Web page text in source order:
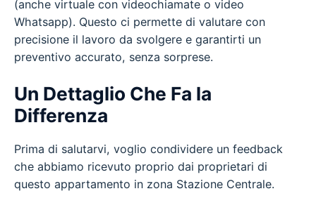
(anche virtuale con videochiamate o video
Whatsapp). Questo ci permette di valutare con
precisione il lavoro da svolgere e garantirti un
preventivo accurato, senza sorprese.
Un Dettaglio Che Fa la
Differenza
Prima di salutarvi, voglio condividere un feedback
che abbiamo ricevuto proprio dai proprietari di
questo appartamento in zona Stazione Centrale.